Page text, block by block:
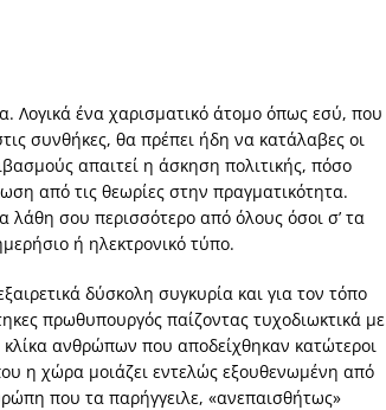
Το «αίνιγμα»και η «λύση» του μέσα από τον
του ESM
ΑΠΟΨΕΙΣ
ΑΠΟΨΕΙΣ
Το άδοξο βήμα της Μ. Καρυστιανού
Λογικά ένα χαρισματικό άτομο όπως εσύ, που
συνθήκες, θα πρέπει ήδη να κατάλαβες οι
απαιτεί η άσκηση πολιτικής, πόσο
από τις θεωρίες στην πραγματικότητα.
λάθη σου περισσότερο από όλους όσοι σ’ τα
ή ηλεκτρονικό τύπο.
δύσκολη συγκυρία και για τον τόπο
πρωθυπουργός παίζοντας τυχοδιωκτικά με
ανθρώπων που αποδείχθηκαν κατώτεροι
η χώρα μοιάζει εντελώς εξουθενωμένη από
που τα παρήγγειλε, «ανεπαισθήτως»